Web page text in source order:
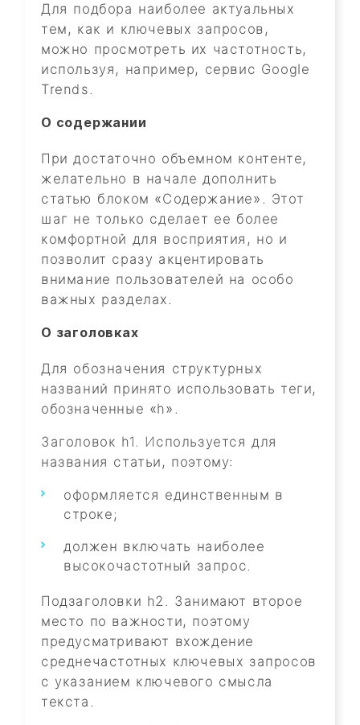
Для подбора наиболее актуальных
тем, как и ключевых запросов,
можно просмотреть их частотность,
используя, например, сервис Google
Trends.
О содержании
При достаточно объемном контенте,
желательно в начале дополнить
статью блоком «Содержание». Этот
шаг не только сделает ее более
комфортной для восприятия, но и
позволит сразу акцентировать
внимание пользователей на особо
важных разделах.
О заголовках
Для обозначения структурных
названий принято использовать теги,
обозначенные «h».
Заголовок h1. Используется для
названия статьи, поэтому:
оформляется единственным в
строке;
должен включать наиболее
высокочастотный запрос.
Подзаголовки h2. Занимают второе
место по важности, поэтому
предусматривают вхождение
среднечастотных ключевых запросов
с указанием ключевого смысла
текста.